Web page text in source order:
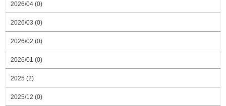
2026/04 (0)
2026/03 (0)
2026/02 (0)
2026/01 (0)
2025 (2)
2025/12 (0)